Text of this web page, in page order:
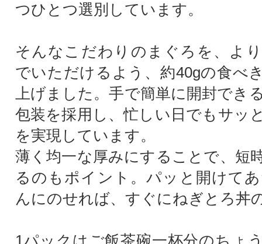
つひとつ選別しています。
そんなこだわりのまぐろを、よ
でいただけるよう、約40gの食べ
上げました。手で簡単に開封でき
包装を採用し、忙しい日でもサッ
を実現しています。
薄く均一な厚みにすることで、短
るのもポイント。パッと開けて
んにのせれば、すぐにねぎとろ丼